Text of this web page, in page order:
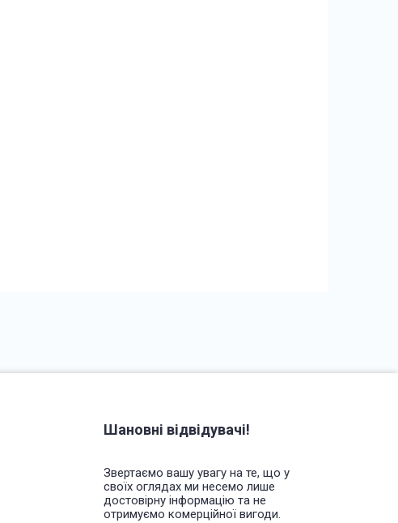
Шановні відвідувачі!
Звертаємо вашу увагу на те, що у
своїх оглядах ми несемо лише
достовірну інформацію та не
отримуємо комерційної вигоди.